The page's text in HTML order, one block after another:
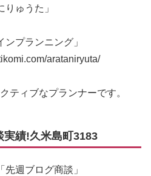
ゅうた」
プランニング」
arataniryuta/
ティブなプランナーです。
実績!久米島町3183
週ブログ商談」